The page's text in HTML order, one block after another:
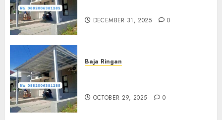
DECEMBER 31, 2025 0
Baja Ringan
OCTOBER 29, 2025 0